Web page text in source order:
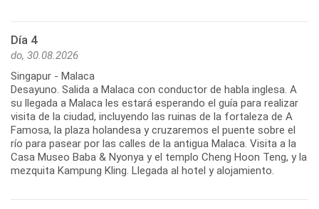
Día 4
do, 30.08.2026
Singapur - Malaca
Desayuno. Salida a Malaca con conductor de habla inglesa. A
su llegada a Malaca les estará esperando el guía para realizar
visita de la ciudad, incluyendo las ruinas de la fortaleza de A
Famosa, la plaza holandesa y cruzaremos el puente sobre el
río para pasear por las calles de la antigua Malaca. Visita a la
Casa Museo Baba & Nyonya y el templo Cheng Hoon Teng, y la
mezquita Kampung Kling. Llegada al hotel y alojamiento.